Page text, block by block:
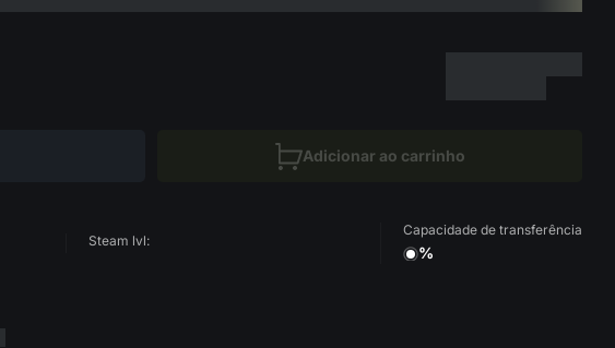
Adicionar ao carrinho
Steam lvl:
Capacidade de transferência
%